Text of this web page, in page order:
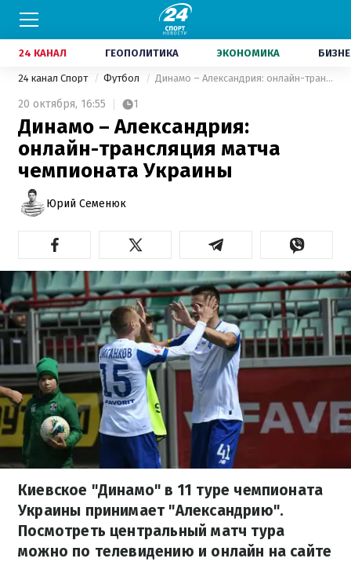
24 КАНАЛ ГЕОПОЛИТИКА ЭКОНОМИКА
24 канал Спорт Футбол Динамо – Александрия: онлайн-трансляция матча чемпионата Украины
20 октября, 16:55 1
Динамо – Александрия:
онлайн-трансляция матча
чемпионата Украины
Юрий Семенюк
Киевское "Динамо" в 11 туре чемпионата
Украины принимает "Александрию".
Посмотреть центральный матч тура
можно по телевидению и онлайн на сайте